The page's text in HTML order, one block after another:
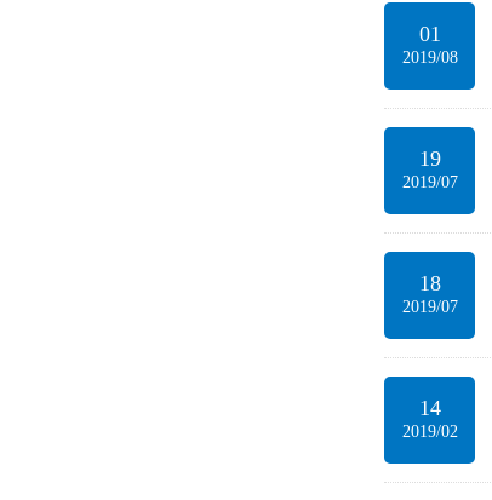
01
2019/08
19
2019/07
18
2019/07
14
2019/02